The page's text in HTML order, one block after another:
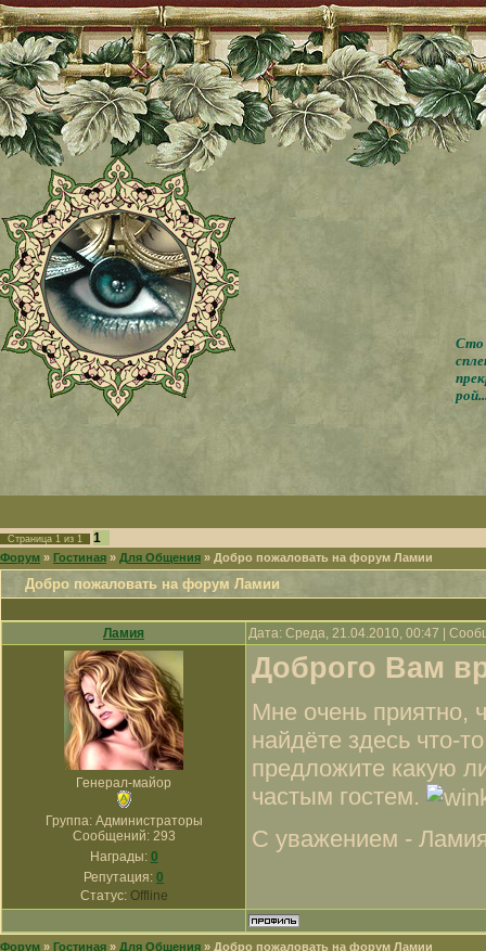
Сто
Страница 1 из 1 1
Форум » Гостиная » Для Общения » Добро пожаловать на форум Ламии
Добро пожаловать на форум Ламии
Ламия Дата: Среда, 21.04.2010, 00:47 |
Генерал-майор
Группа: Администраторы
Сообщений: 293
Награды: 0
Репутация: 0
Статус: Offline
Доброго Вам
Мне очень приятно,
найдёте здесь что-
предложите какую
частым гостем.
С уважением -
Форум » Гостиная » Для Общения » Добро пожаловать на форум Ламии